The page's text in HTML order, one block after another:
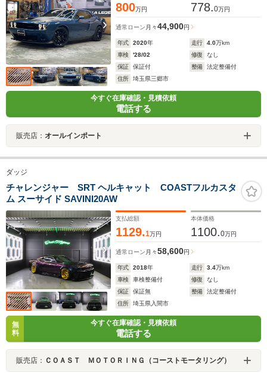
800万円 778.0万円
通常ローン 月々44,900円
年式 2020年 走行 4.0万km
車検
'28/02 修復
なし
保証
保証付 整備
法定整備付
住所
埼玉県三郷市
今すぐ在庫確認・見積依頼
電話する
販売店： オールインポート
ダッジ
チャレンジャー SRT ヘルキャット COASTフルカスタ
ム スーサイド SAVINI20AW
支払総額
1129.1万円
本体価格
1100.0万円
通常ローン 月々58,600円
年式 2018年 走行 3.4万km
車検
車検整備付 修復
なし
保証
保証無 整備
法定整備付
住所
埼玉県入間市
無
料
今すぐ在庫確認・見積依頼
電話する
販売店： ＣＯＡＳＴ ＭＯＴＯＲＩＮＧ（コーストモータリング）